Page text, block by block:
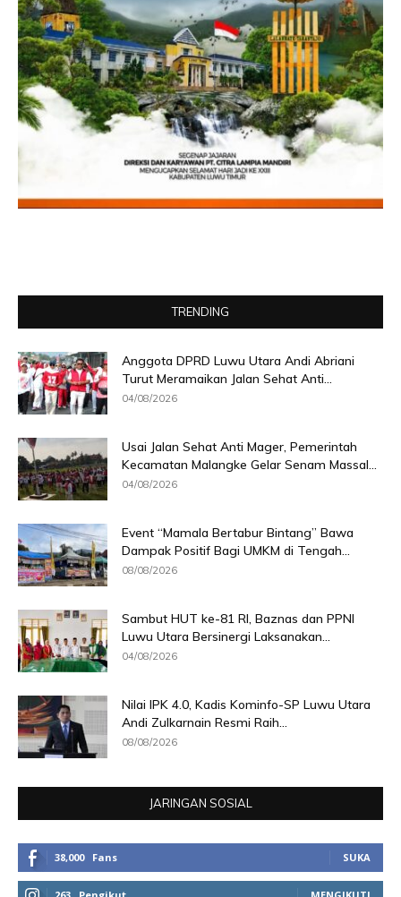
TRENDING
Anggota DPRD Luwu Utara Andi Abriani
Turut Meramaikan Jalan Sehat Anti...
04/08/2026
Usai Jalan Sehat Anti Mager, Pemerintah
Kecamatan Malangke Gelar Senam Massal...
04/08/2026
Event “Mamala Bertabur Bintang” Bawa
Dampak Positif Bagi UMKM di Tengah...
08/08/2026
Sambut HUT ke-81 RI, Baznas dan PPNI
Luwu Utara Bersinergi Laksanakan...
04/08/2026
Nilai IPK 4.0, Kadis Kominfo-SP Luwu Utara
Andi Zulkarnain Resmi Raih...
08/08/2026
JARINGAN SOSIAL
38,000 Fans SUKA